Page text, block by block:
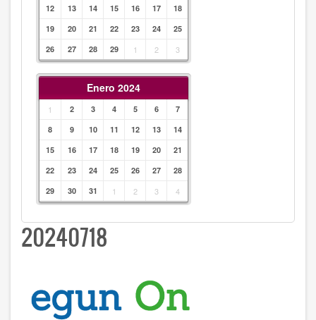
12
13 14 15 16 17
18
19
20 21 22 23 24
25
26
27 28 29 1 2 3
Enero 2024
1 2 3 4 5 6
7
8
9 10 11 12 13
14
15
16 17 18 19 20
21
22
23 24 25 26 27
28
29
30 31 1 2 3 4
20240718